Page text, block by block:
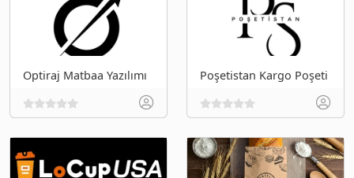
Optiraj Matbaa Yazılımı Poşetistan Kargo Poşeti